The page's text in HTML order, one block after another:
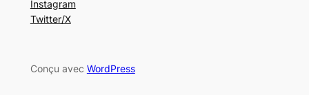
Instagram
Twitter/X
Conçu avec WordPress